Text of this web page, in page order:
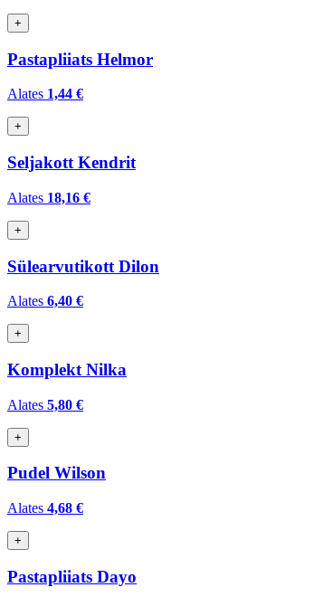
+
Pastapliiats Helmor
Alates 1,44 €
+
Seljakott Kendrit
Alates 18,16 €
+
Sülearvutikott Dilon
Alates 6,40 €
+
Komplekt Nilka
Alates 5,80 €
+
Pudel Wilson
Alates 4,68 €
+
Pastapliiats Dayo